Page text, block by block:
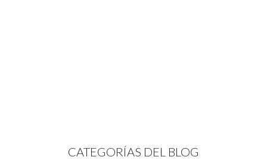
CATEGORÍAS DEL BLOG